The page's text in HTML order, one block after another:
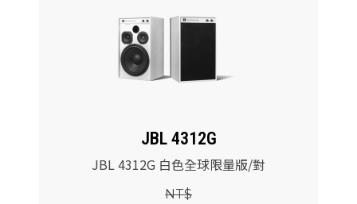
JBL 4312G
JBL 4312G 白色全球限量版/對
NT$